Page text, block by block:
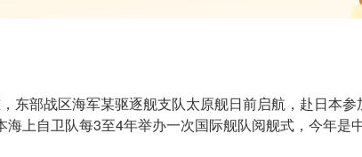
东部战区海军某驱逐舰支队太原舰日前启航，赴日本
上自卫队每3至4年举办一次国际舰队阅舰式，今年是